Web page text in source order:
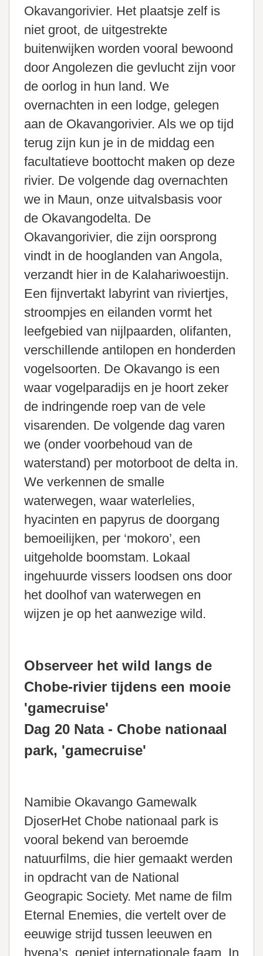
Okavangorivier. Het plaatsje zelf is
niet groot, de uitgestrekte
buitenwijken worden vooral bewoond
door Angolezen die gevlucht zijn voor
de oorlog in hun land. We
overnachten in een lodge, gelegen
aan de Okavangorivier. Als we op tijd
terug zijn kun je in de middag een
facultatieve boottocht maken op deze
rivier. De volgende dag overnachten
we in Maun, onze uitvalsbasis voor
de Okavangodelta. De
Okavangorivier, die zijn oorsprong
vindt in de hooglanden van Angola,
verzandt hier in de Kalahariwoestijn.
Een fijnvertakt labyrint van riviertjes,
stroompjes en eilanden vormt het
leefgebied van nijlpaarden, olifanten,
verschillende antilopen en honderden
vogelsoorten. De Okavango is een
waar vogelparadijs en je hoort zeker
de indringende roep van de vele
visarenden. De volgende dag varen
we (onder voorbehoud van de
waterstand) per motorboot de delta in.
We verkennen de smalle
waterwegen, waar waterlelies,
hyacinten en papyrus de doorgang
bemoeilijken, per ‘mokoro’, een
uitgeholde boomstam. Lokaal
ingehuurde vissers loodsen ons door
het doolhof van waterwegen en
wijzen je op het aanwezige wild.
Observeer het wild langs de
Chobe-rivier tijdens een mooie
'gamecruise'
Dag 20 Nata - Chobe nationaal
park, 'gamecruise'
Namibie Okavango Gamewalk
DjoserHet Chobe nationaal park is
vooral bekend van beroemde
natuurfilms, die hier gemaakt werden
in opdracht van de National
Geograpic Society. Met name de film
Eternal Enemies, die vertelt over de
eeuwige strijd tussen leeuwen en
hyena’s, geniet internationale faam. In